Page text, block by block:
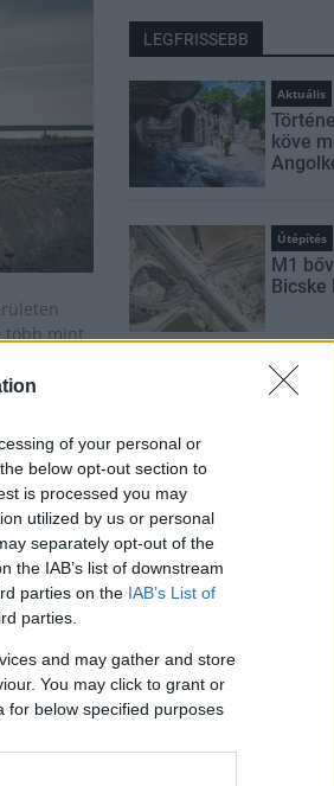
of your personal or
below opt-out section to
is processed you may
utilized by us or personal
separately opt-out of the
the IAB’s list of downstream
parties on the IAB’s List of
parties.
and may gather and store
You may click to grant or
for below specified purposes
több mint
újul
LEGFRISSEBB
Aktuális
köve
Útépítés
M1
Bicske
Kötött
Új
a